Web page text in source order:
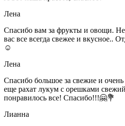
Лена
Спасибо вам за фрукты и овощи. Не
вас все всегда свежее и вкусное..
☺
Лена
Спасибо большое за свежие и
еще рахат лукум с орешками
понравилось все! Спасибо!!!🤗💐
Лианна